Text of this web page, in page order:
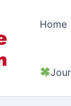
Home